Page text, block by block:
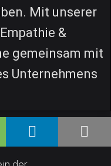
Mit unserer
&
gemeinsam mit
Unternehmens